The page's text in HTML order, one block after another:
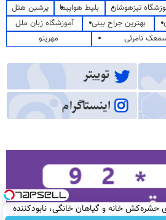
تیزهوشان بلیط هواپیما
پرشین هتل
بهترین جراح بینی
آموزشگاه زبان ملل
نامرئی
مهرینو
حشره‌کش خانه و گیاهان خانگی، نابودکننده